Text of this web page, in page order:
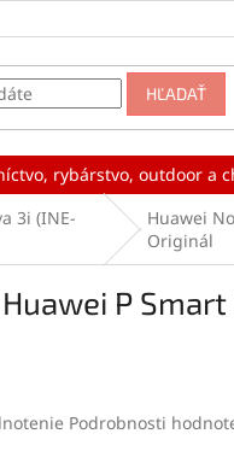
HĽADAŤ
rybárstvo, outdoor a
3i (INE-
Huawei
Originál
P
Podrobnosti